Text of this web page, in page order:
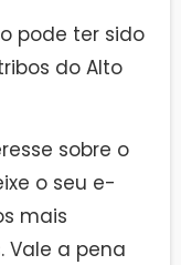
pode ter sido
do Alto
sobre o
o seu e-
mais
Vale a pena